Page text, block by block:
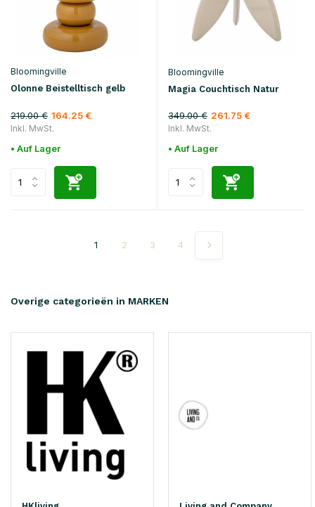
Bloomingville
Olonne Beistelltisch gelb
219.00 € 164.25 €
Inkl. MwSt.
• Auf Lager
Bloomingville
Magia Couchtisch Natur
349.00 € 261.75 €
Inkl. MwSt.
• Auf Lager
1 2 3 4
Overige categorieën in MARKEN